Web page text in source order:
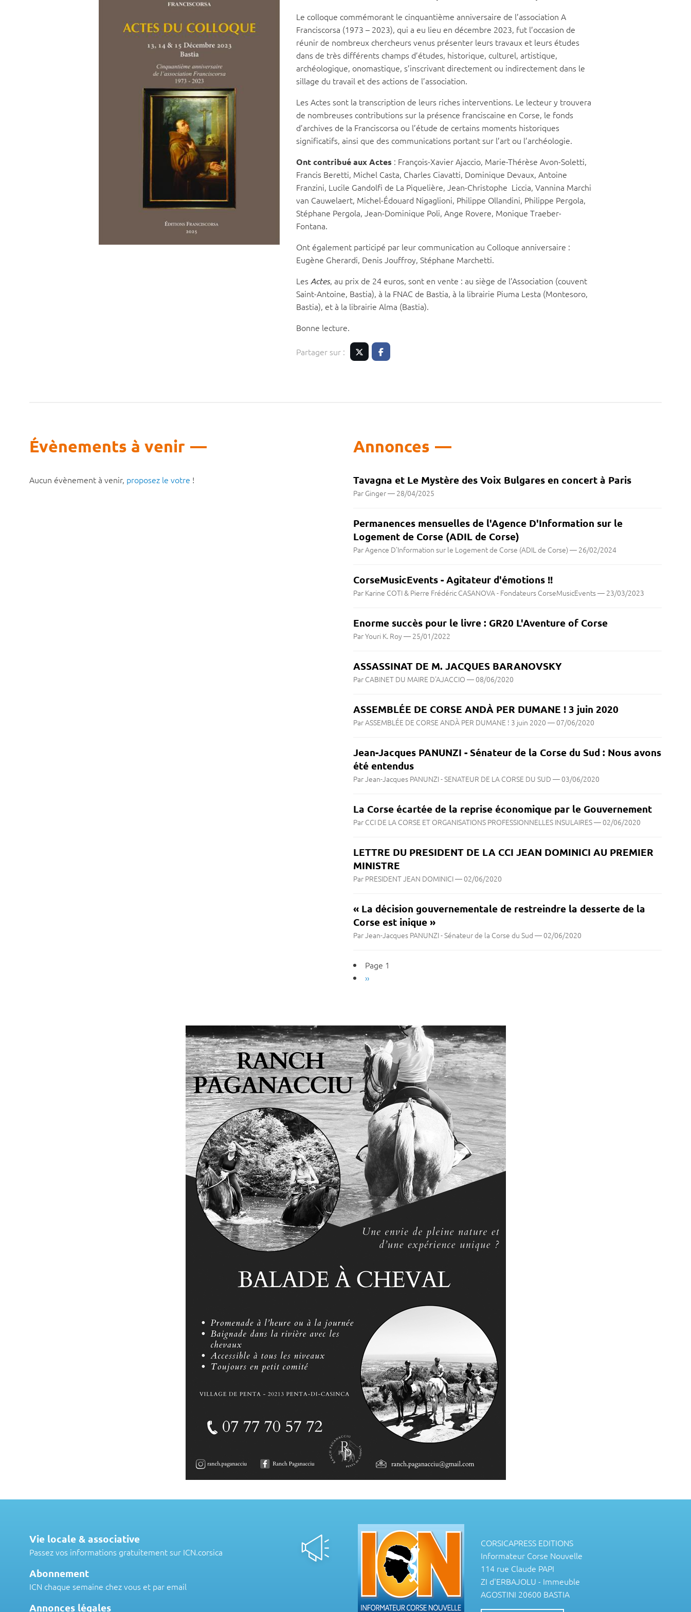
Le colloque commémorant le cinquantième anniversaire de l’association A
Franciscorsa (1973 – 2023), qui a eu lieu en décembre 2023, fut l’occasion de
réunir de nombreux chercheurs venus présenter leurs travaux et leurs études
dans de très différents champs d’études, historique, culturel, artistique,
archéologique, onomastique, s’inscrivant directement ou indirectement dans le
sillage du travail et des actions de l’association.
Les Actes sont la transcription de leurs riches interventions. Le lecteur y trouvera
de nombreuses contributions sur la présence franciscaine en Corse, le fonds
d’archives de la Franciscorsa ou l’étude de certains moments historiques
significatifs, ainsi que des communications portant sur l’art ou l’archéologie.
Ont contribué aux Actes : François-Xavier Ajaccio, Marie-Thérèse Avon-Soletti,
Francis Beretti, Michel Casta, Charles Ciavatti, Dominique Devaux, Antoine
Franzini, Lucile Gandolfi de La Piquelière, Jean-Christophe Liccia, Vannina Marchi
van Cauwelaert, Michel-Édouard Nigaglioni, Philippe Ollandini, Philippe Pergola,
Stéphane Pergola, Jean-Dominique Poli, Ange Rovere, Monique Traeber-
Fontana.
Ont également participé par leur communication au Colloque anniversaire :
Eugène Gherardi, Denis Jouffroy, Stéphane Marchetti.
Les Actes, au prix de 24 euros, sont en vente : au siège de l’Association (couvent
Saint-Antoine, Bastia), à la FNAC de Bastia, à la librairie Piuma Lesta (Montesoro,
Bastia), et à la librairie Alma (Bastia).
Bonne lecture.
Partager sur : Twitter
Évènements à venir
Aucun évènement à venir, proposez le votre !
Annonces
Tavagna et Le Mystère des Voix Bulgares en concert à Paris
Par Ginger— 28/04/2025
Permanences mensuelles de l'Agence D'Information sur le
Logement de Corse (ADIL de Corse)
Par Agence D'Information sur le Logement de Corse (ADIL de Corse) — 26/02/2024
CorseMusicEvents - Agitateur d'émotions !!
Par Karine COTI & Pierre Frédéric CASANOVA - Fondateurs CorseMusicEvents— 23/03/2023
Enorme succès pour le livre : GR20 L'Aventure of Corse
Par Youri K. Roy— 25/01/2022
ASSASSINAT DE M. JACQUES BARANOVSKY
Par CABINET DU MAIRE D'AJACCIO — 08/06/2020
ASSEMBLÉE DE CORSE ANDÀ PER DUMANE ! 3 juin 2020
Par ASSEMBLÉE DE CORSE ANDÀ PER DUMANE ! 3 juin 2020 — 07/06/2020
Jean-Jacques PANUNZI - Sénateur de la Corse du Sud : Nous avons
été entendus
Par Jean-Jacques PANUNZI - SENATEUR DE LA CORSE DU SUD — 03/06/2020
La Corse écartée de la reprise économique par le Gouvernement
Par CCI DE LA CORSE ET ORGANISATIONS PROFESSIONNELLES INSULAIRES— 02/06/2020
LETTRE DU PRESIDENT DE LA CCI JEAN DOMINICI AU PREMIER
MINISTRE
Par PRESIDENT JEAN DOMINICI— 02/06/2020
« La décision gouvernementale de restreindre la desserte de la
Corse est inique »
Par Jean-Jacques PANUNZI - Sénateur de la Corse du Sud — 02/06/2020
Pagination
Page 1
Page
››
Vie locale & associative
Passez vos informations gratuitement sur ICN.corsica
Abonnement
ICN chaque semaine chez vous et par email
Annonces légales
CORSICAPRESS EDITIONS
Informateur Corse Nouvelle
114 rue Claude PAPI
ZI d'ERBAJOLU - Immeuble
AGOSTINI 20600 BASTIA